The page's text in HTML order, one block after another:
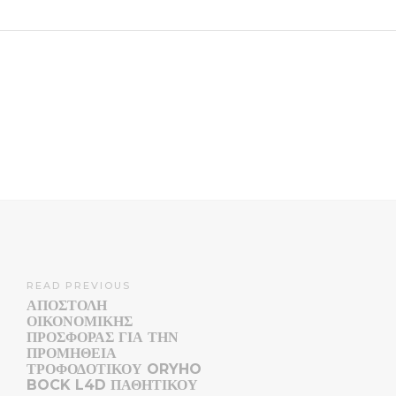
READ PREVIOUS
ΑΠΟΣΤΟΛΉ
ΟΙΚΟΝΟΜΙΚΉΣ
ΠΡΟΣΦΟΡΆΣ ΓΙΑ ΤΗΝ
ΠΡΟΜΉΘΕΙΑ
ΤΡΟΦΟΔΟΤΙΚΟΎ ORYHO
BOCK L4D ΠΑΘΗΤΙΚΟΎ